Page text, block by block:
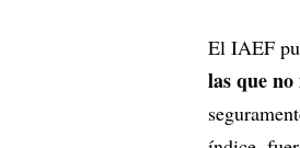
El IAEF
las que